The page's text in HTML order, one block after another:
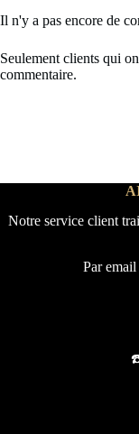
Il n'y a pas encore de
Seulement clients qui
commentaire.
Notre service client
Par